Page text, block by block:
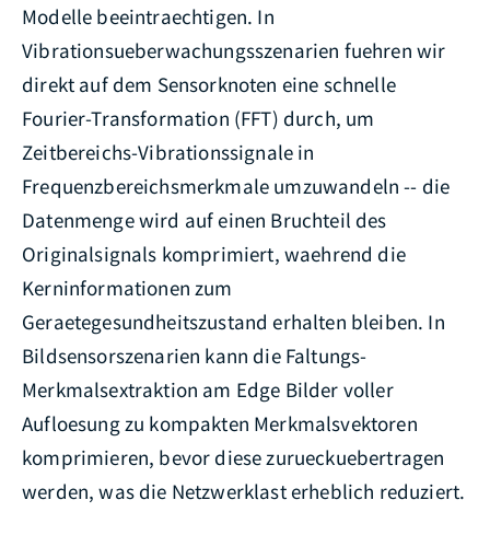
Modelle beeintraechtigen. In
Vibrationsueberwachungsszenarien fuehren wir
direkt auf dem Sensorknoten eine schnelle
Fourier-Transformation (FFT) durch, um
Zeitbereichs-Vibrationssignale in
Frequenzbereichsmerkmale umzuwandeln -- die
Datenmenge wird auf einen Bruchteil des
Originalsignals komprimiert, waehrend die
Kerninformationen zum
Geraetegesundheitszustand erhalten bleiben. In
Bildsensorszenarien kann die Faltungs-
Merkmalsextraktion am Edge Bilder voller
Aufloesung zu kompakten Merkmalsvektoren
komprimieren, bevor diese zurueckuebertragen
werden, was die Netzwerklast erheblich reduziert.